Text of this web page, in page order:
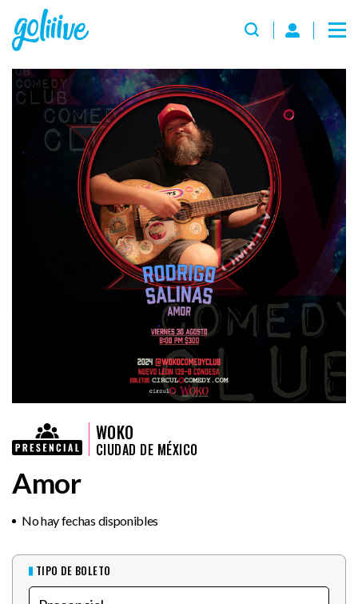
WOKO
CIUDAD DE MÉXICO
Amor
No hay fechas disponibles
TIPO DE BOLETO